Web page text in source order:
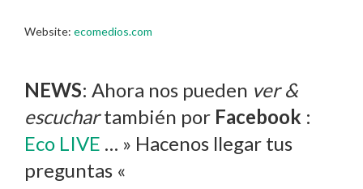
Website: ecomedios.com
NEWS: Ahora nos pueden ver &
escuchartambién por Facebook :
Eco LIVE … » Hacenos llegar tus
preguntas «